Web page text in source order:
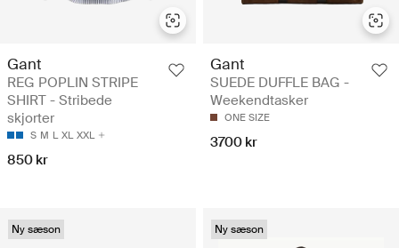
Gant
REG POPLIN STRIPE
SHIRT - Stribede
skjorter
S M L XL XXL
850 kr
Gant
SUEDE DUFFLE BAG -
Weekendtasker
ONE SIZE
3700 kr
Ny sæson Ny sæson